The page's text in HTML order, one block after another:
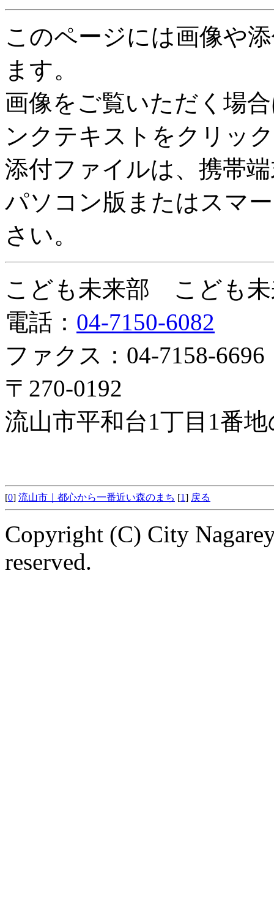
このページには画像や
ます。
画像をご覧いただく場
ンクテキストをクリッ
添付ファイルは、携帯
パソコン版またはスマ
さい。
こども未来部 こども未
電話： 04-7150-6082
ファクス：04-7158-6696
〒270-0192
流山市平和台1丁目1番
[0] 流山市｜都心から一番近い森のまち [1] 戻る
Copyright (C) City
reserved.